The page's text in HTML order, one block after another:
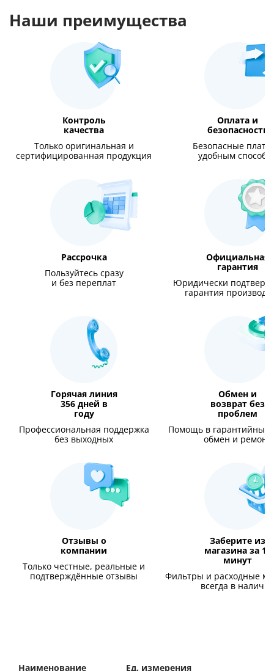
Наши преимущества
Контроль
качества
Только оригинальная и
сертифицированная продукция
Оплата и
безопасность
Безопасные
удобным
Рассрочка
Пользуйтесь сразу
и без переплат
Официальная
гарантия
Юридически
гарантия
Горячая линия
356 дней в
году
Профессиональная поддержка
без выходных
Обмен и
возврат без
проблем
Помощь в гарантийных
обмен и ремонт
Отзывы о
компании
Только честные, реальные и
подтверждённые отзывы
Заберите из
магазина за 15
минут
Фильтры и расходные
всегда в
Наименование Ед. измерения